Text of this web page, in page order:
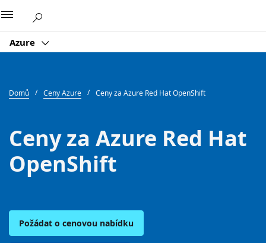
Azure
Domů Ceny Azure Ceny za Azure Red Hat OpenShift
Ceny za Azure Red Hat
OpenShift
Požádat o cenovou nabídku